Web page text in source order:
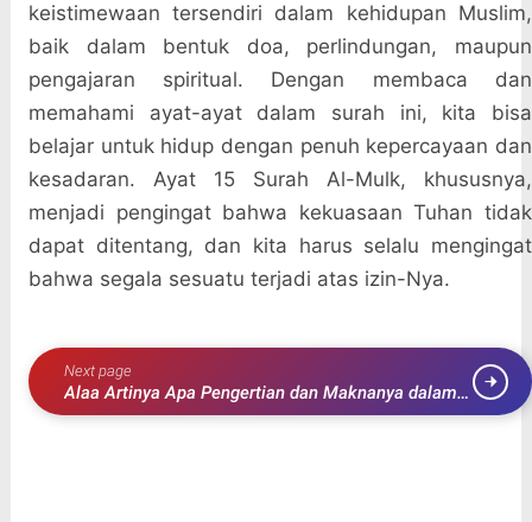
keistimewaan tersendiri dalam kehidupan Muslim,
baik dalam bentuk doa, perlindungan, maupun
pengajaran spiritual. Dengan membaca dan
memahami ayat-ayat dalam surah ini, kita bisa
belajar untuk hidup dengan penuh kepercayaan dan
kesadaran. Ayat 15 Surah Al-Mulk, khususnya,
menjadi pengingat bahwa kekuasaan Tuhan tidak
dapat ditentang, dan kita harus selalu mengingat
bahwa segala sesuatu terjadi atas izin-Nya.
Next page
Alaa Artinya Apa Pengertian dan Maknanya dalam
Bahasa Indonesia